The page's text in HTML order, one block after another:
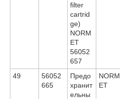
filter
cartrid
ge)
NORM
ET
56052
657
49
56052
665
Предо
хранит
ельны
NORM
ET